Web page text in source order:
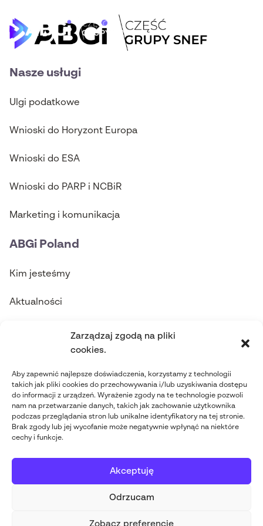
Zarządzaj zgodą na pliki
cookies.
Aby zapewnić najlepsze doświadczenia, korzystamy z technologii
takich jak pliki cookies do przechowywania i/lub uzyskiwania dostępu
do informacji z urządzeń. Wyrażenie zgody na te technologie pozwoli
nam na przetwarzanie danych, takich jak zachowanie użytkownika
podczas przeglądania stron lub unikalne identyfikatory na tej stronie.
Brak zgody lub jej wycofanie może negatywnie wpłynąć na niektóre
cechy i funkcje.
Akceptuję
Odrzucam
Zobacz preferencje
Nasze usługi
Ulgi podatkowe
Wnioski do Horyzont Europa
Wnioski do ESA
Wnioski do PARP i NCBiR
Marketing i komunikacja
ABGi Poland
Kim jesteśmy
Aktualności
Skontaktuj się z nami
+48 698 542 337
Obserwuj nas